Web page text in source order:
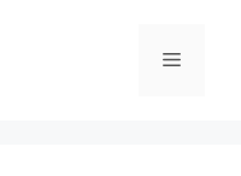
Menú